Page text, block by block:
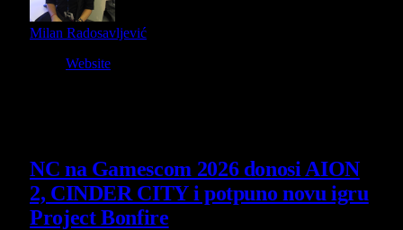
Milan Radosavljević
Website
NC na Gamescom 2026 donosi AION
2, CINDER CITY i potpuno novu igru
Project Bonfire